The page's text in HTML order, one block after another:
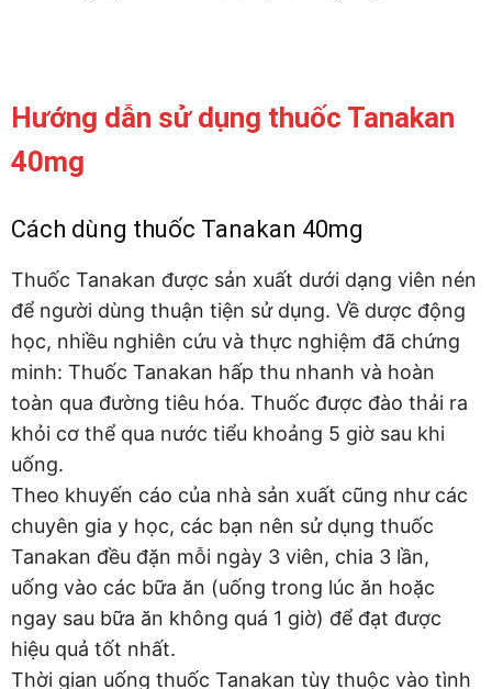
Hướng dẫn sử dụng thuốc Tanakan
40mg
Cách dùng thuốc Tanakan 40mg
Thuốc Tanakan được sản xuất dưới dạng viên nén
để người dùng thuận tiện sử dụng. Về dược động
học, nhiều nghiên cứu và thực nghiệm đã chứng
minh: Thuốc Tanakan hấp thu nhanh và hoàn
toàn qua đường tiêu hóa. Thuốc được đào thải ra
khỏi cơ thể qua nước tiểu khoảng 5 giờ sau khi
uống.
Theo khuyến cáo của nhà sản xuất cũng như các
chuyên gia y học, các bạn nên sử dụng thuốc
Tanakan đều đặn mỗi ngày 3 viên, chia 3 lần,
uống vào các bữa ăn (uống trong lúc ăn hoặc
ngay sau bữa ăn không quá 1 giờ) để đạt được
hiệu quả tốt nhất.
Thời gian uống thuốc Tanakan tùy thuộc vào tình